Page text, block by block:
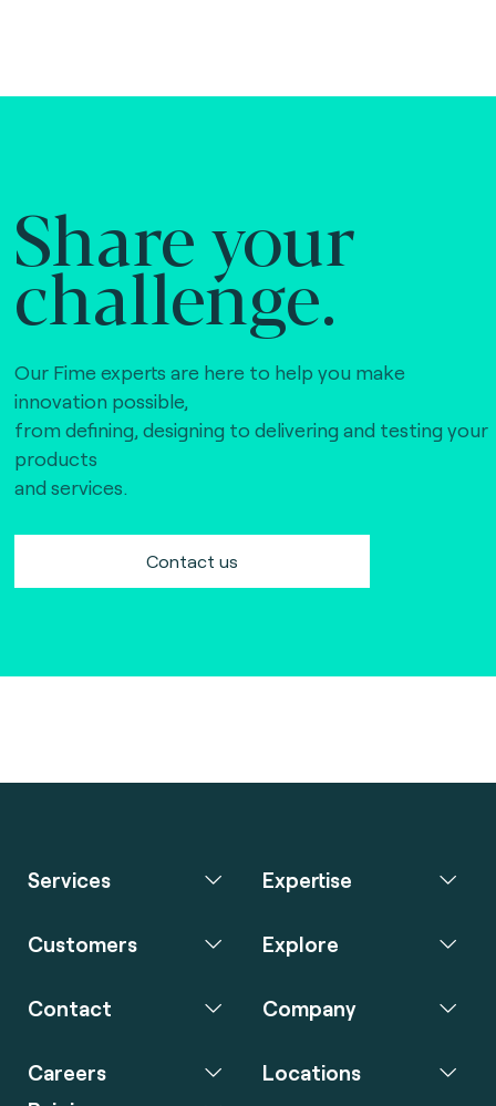
Share your
challenge.
Our Fime experts are here to help you make
innovation possible,
from defining, designing to delivering and testing your
products
and services.
Contact us
Services Expertise
Customers Explore
Contact Company
Careers
Locations